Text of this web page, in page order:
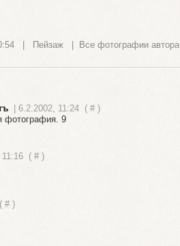
| Пейзаж Все фотографии автора
| 6.2.2002, 11:24 ( # )
фотография. 9
11:16 ( # )
# )